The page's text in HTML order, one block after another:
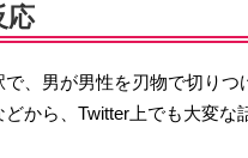
応
、男が男性を刃物で切りつ
から、Twitter上でも大変な